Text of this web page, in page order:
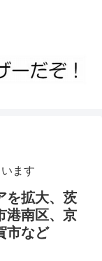
ます
を拡大、茨
港南区、京
市など